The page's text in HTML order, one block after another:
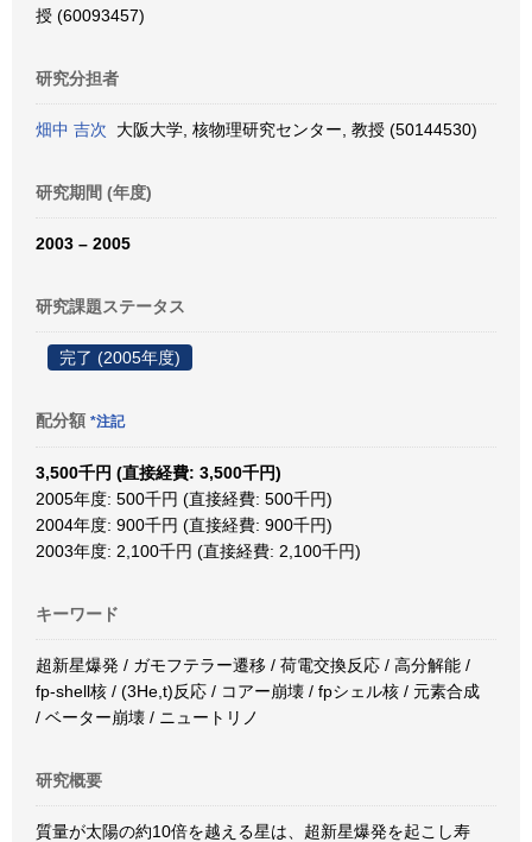
授 (60093457)
研究分担者
畑中 吉次 大阪大学, 核物理研究センター, 教授 (50144530)
研究期間 (年度)
2003 – 2005
研究課題ステータス
完了 (2005年度)
配分額 *注記
3,500千円 (直接経費: 3,500千円)
2005年度: 500千円 (直接経費: 500千円)
2004年度: 900千円 (直接経費: 900千円)
2003年度: 2,100千円 (直接経費: 2,100千円)
キーワード
超新星爆発 / ガモフテラー遷移 / 荷電交換反応 / 高分解能 /
fp-shell核 / (3He,t)反応 / コアー崩壊 / fpシェル核 / 元素合成
/ ベーター崩壊 / ニュートリノ
研究概要
質量が太陽の約10倍を越える星は、超新星爆発を起こし寿